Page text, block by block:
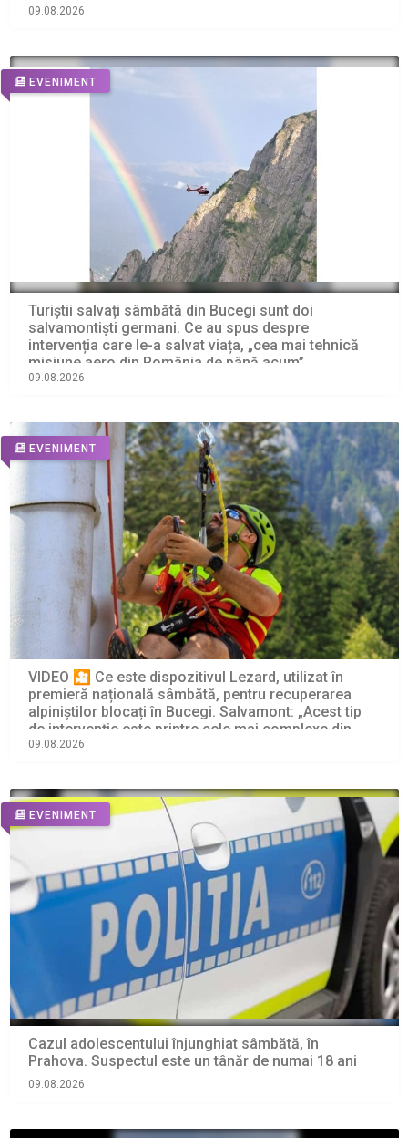
09.08.2026
EVENIMENT
Turiștii salvați sâmbătă din Bucegi sunt doi
salvamontiști germani. Ce au spus despre
intervenția care le-a salvat viața, „cea mai tehnică
misiune aero din România de până acum”
09.08.2026
EVENIMENT
VIDEO 🎦 Ce este dispozitivul Lezard, utilizat în
premieră națională sâmbătă, pentru recuperarea
alpiniștilor blocați în Bucegi. Salvamont: „Acest tip
de intervenție este printre cele mai complexe din
salvarea montană”
09.08.2026
EVENIMENT
Cazul adolescentului înjunghiat sâmbătă, în
Prahova. Suspectul este un tânăr de numai 18 ani
09.08.2026